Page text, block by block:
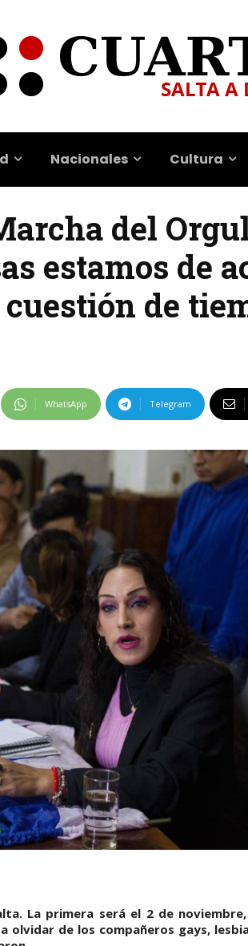
Nacionales Cultura
del
estamos de
de
WhatsApp Telegram
La primera será el 2 de
olvidar de los compañeros gays,